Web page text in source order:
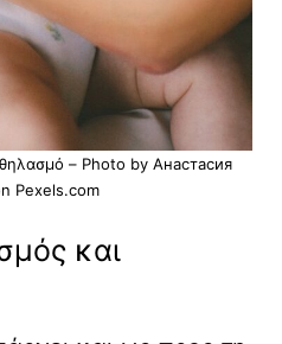
– Photo by Анастасия
Pexels.com
και